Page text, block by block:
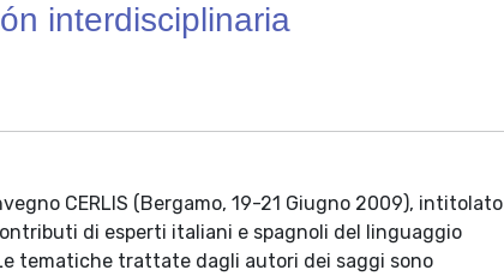
interdisciplinaria
CERLIS (Bergamo, 19-21 Giugno 2009), intitolato
di esperti italiani e spagnoli del linguaggio
tematiche trattate dagli autori dei saggi sono